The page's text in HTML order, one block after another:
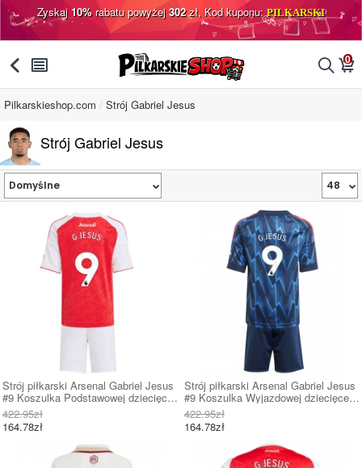
Zyskaj10%rabatu powyżej302zł, Kod kuponu:PILKARSKI
󰅯 󰂩 󰂨 0
󰃦
Pilkarskieshop.com Strój Gabriel Jesus
Strój Gabriel Jesus
Strój piłkarski Arsenal Gabriel Jesus
#9 Koszulka Podstawowej dziecięce
2025-26 Krótki Rękaw (+ Krótkie
spodenki)
422.95zł
164.78zł
Strój piłkarski Arsenal Gabriel Jesus
#9 Koszulka Wyjazdowej dziecięce
2025-26 Krótki Rękaw (+ Krótkie
spodenki)
422.95zł
164.78zł